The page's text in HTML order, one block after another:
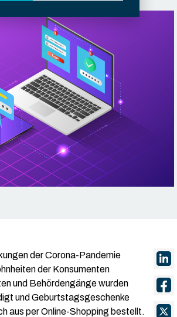
der Corona-Pandemie
der Konsumenten
und Behördengänge wurden
und Geburtstagsgeschenke
aus per Online-Shopping bestellt.